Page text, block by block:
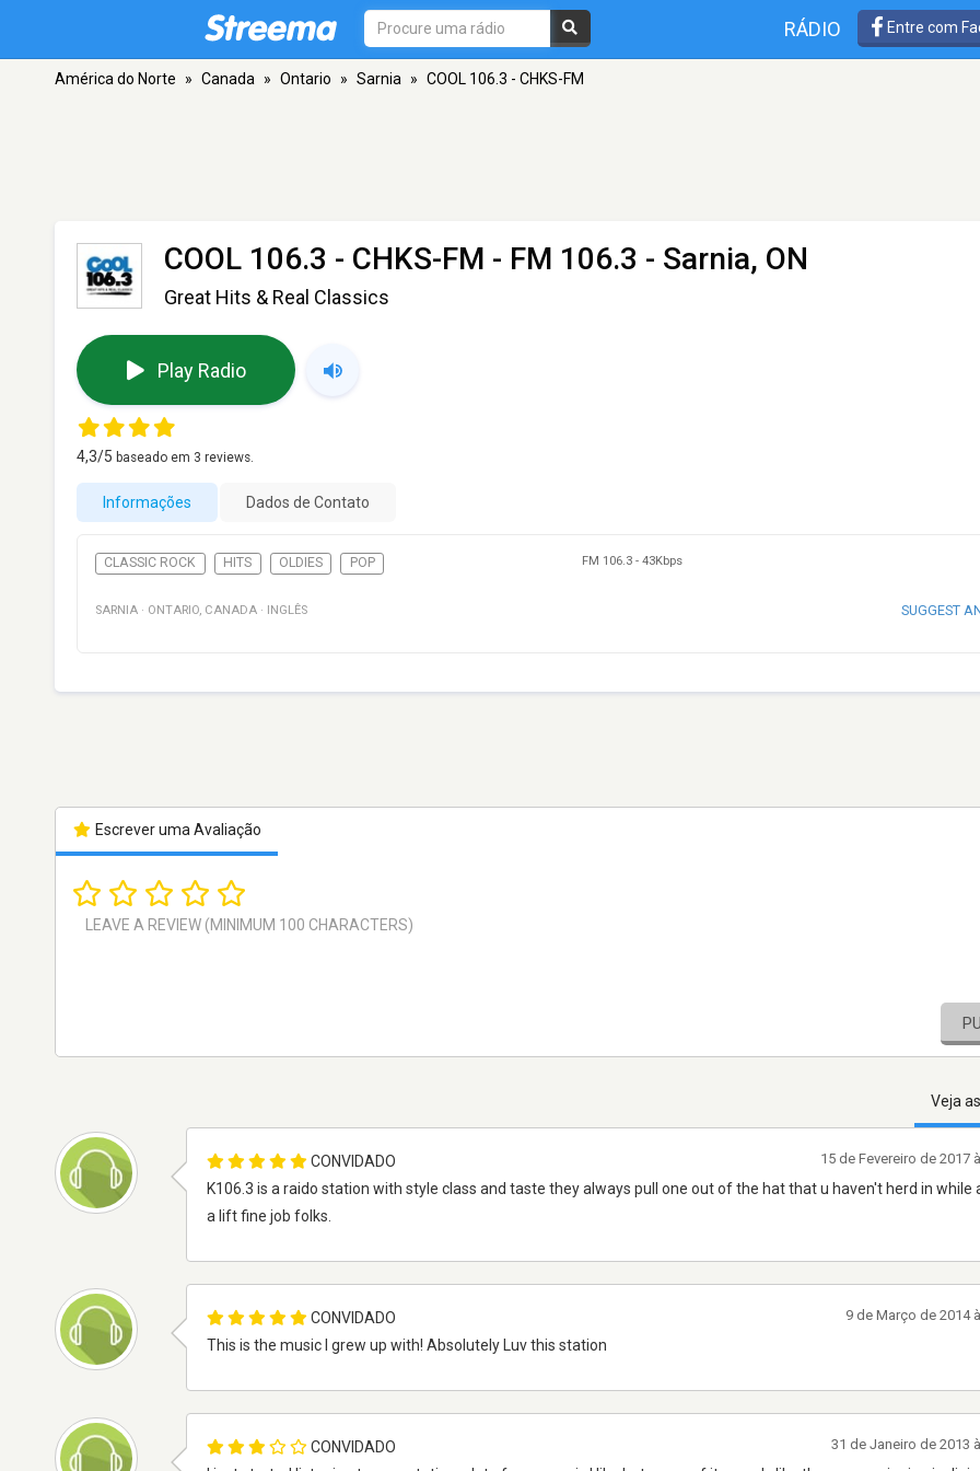
RÁDIO Entre com
América do Norte » Canada » Ontario » Sarnia » COOL 106.3 - CHKS-FM
COOL 106.3 - CHKS-FM - FM 106.3 - Sarnia, ON
Great Hits & Real Classics
Play Radio
4,3/5 baseado em 3 reviews.
Informações Dados de Contato
CLASSIC ROCK HITS OLDIES POP FM 106.3 - 43Kbps
SARNIA · ONTARIO, CANADA · INGLÊS SUGGEST
Escrever uma Avaliação
Veja
CONVIDADO
K106.3 is a raido station with style class and taste they always pull one out of the hat that u haven't herd in while
a lift fine job folks.
15 de Fevereiro de 2017
CONVIDADO
This is the music I grew up with! Absolutely Luv this station
9 de Março de 2014
CONVIDADO
31 de Janeiro de 2013